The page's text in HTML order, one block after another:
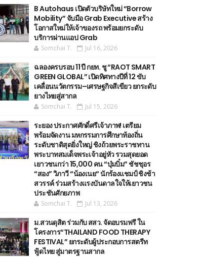
B Autohaus เปิดตัวบริษัทใหม่ “Borrow
Mobility” จับมือ Grab Executive สร้าง
โอกาสใหม่ให้เจ้าของรถ พร้อมยกระดับ
บริการผ่านแอป Grab
Somchai T. Jul 16, 2026
ฉลองครบรอบ 11 ปี กยท. ชู “RAOT SMART
GREEN GLOBAL” เปิดทิศทางปีที่ 12 ขับ
เคลื่อนนวัตกรรม–เศรษฐกิจสีเขียว ยกระดับ
ยางไทยสู่สากล
Somchai T. Jul 15, 2026
ระยอง ประกาศศักดิ์ศรีเจ้าภาพ! เตรียม
พร้อมจัดงาน มหกรรมการศึกษาท้องถิ่น
ระดับชาติสุดยิ่งใหญ่ ชิงถ้วยพระราชทาน
พระบาทสมเด็จพระเจ้าอยู่หัว รวมสุดยอด
เยาวชนกว่า 15,000 คน “บุ๋มบิ๋ม” ชัชชุอร
“สอง” วิภาวี “น้องเนย“ นักร้องแชมป์ ชิงช้า
สวรรค์ ร่วมสร้างแรงบันดาลใจให้เยาวชน
ประชันศักยภาพ
Somchai T. Jul 13, 2026
ม.สวนดุสิต ร่วมกับ สสว. จัดอบรมฟรี ใน
โครงการ“THAILAND FOOD THERAPY
FESTIVAL” ยกระดับผู้ประกอบการสตรีท
ฟู้ดไทย สู่มาตรฐานสากล